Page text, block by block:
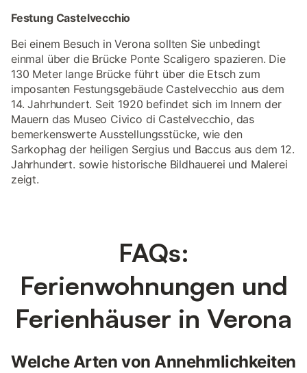
Festung Castelvecchio
Bei einem Besuch in Verona sollten Sie unbedingt
einmal über die Brücke Ponte Scaligero spazieren. Die
130 Meter lange Brücke führt über die Etsch zum
imposanten Festungsgebäude Castelvecchio aus dem
14. Jahrhundert. Seit 1920 befindet sich im Innern der
Mauern das Museo Civico di Castelvecchio, das
bemerkenswerte Ausstellungsstücke, wie den
Sarkophag der heiligen Sergius und Baccus aus dem 12.
Jahrhundert. sowie historische Bildhauerei und Malerei
zeigt.
FAQs:
Ferienwohnungen und
Ferienhäuser in Verona
Welche Arten von Annehmlichkeiten